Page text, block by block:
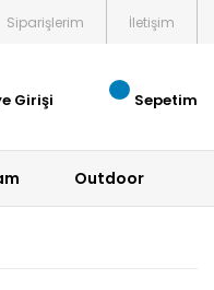
Siparişlerim İletişim
Girişi Sepetim
Outdoor